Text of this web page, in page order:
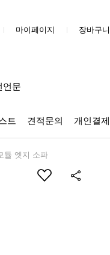
마이페이지 장바구니
언문
트 견적문의 개인결제
듈 엣지 소파